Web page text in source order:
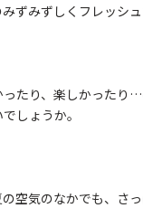
ずみずしくフレッシュ
たり、楽しかったり
しょうか。
空気のなかでも、さ